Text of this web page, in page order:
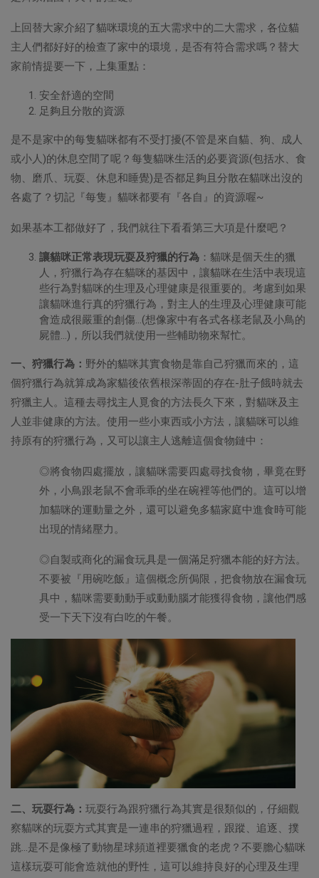
上回替大家介紹了貓咪環境的五大需求中的二大需求，各位貓
主人們都好好的檢查了家中的環境，是否有符合需求嗎？替大
家前情提要一下，上集重點：
安全舒適的空間
足夠且分散的資源
是不是家中的每隻貓咪都有不受打擾(不管是來自貓、狗、成人
或小人)的休息空間了呢？每隻貓咪生活的必要資源(包括水、食
物、磨爪、玩耍、休息和睡覺)是否都足夠且分散在貓咪出沒的
各處了？切記『每隻』貓咪都要有『各自』的資源喔~
如果基本工都做好了，我們就往下看看第三大項是什麼吧？
讓貓咪正常表現玩耍及狩獵的行為 ：貓咪是個天生的獵
人，狩獵行為存在貓咪的基因中，讓貓咪在生活中表現這
些行為對貓咪的生理及心理健康是很重要的。考慮到如果
讓貓咪進行真的狩獵行為，對主人的生理及心理健康可能
會造成很嚴重的創傷…(想像家中有各式各樣老鼠及小鳥的
屍體…)，所以我們就使用一些輔助物來幫忙。
一、狩獵行為： 野外的貓咪其實食物是靠自己狩獵而來的，這
個狩獵行為就算成為家貓後依舊根深蒂固的存在-肚子餓時就去
狩獵主人。這種去尋找主人覓食的方法長久下來，對貓咪及主
人並非健康的方法。使用一些小東西或小方法，讓貓咪可以維
持原有的狩獵行為，又可以讓主人逃離這個食物鏈中：
◎將食物四處擺放，讓貓咪需要四處尋找食物，畢竟在野
外，小鳥跟老鼠不會乖乖的坐在碗裡等他們的。這可以增
加貓咪的運動量之外，還可以避免多貓家庭中進食時可能
出現的情緒壓力。
◎自製或商化的漏食玩具是一個滿足狩獵本能的好方法。
不要被『用碗吃飯』這個概念所侷限，把食物放在漏食玩
具中，貓咪需要動動手或動動腦才能獲得食物，讓他們感
受一下天下沒有白吃的午餐。
二、玩耍行為： 玩耍行為跟狩獵行為其實是很類似的，仔細觀
察貓咪的玩耍方式其實是一連串的狩獵過程，跟蹤、追逐、撲
跳…是不是像極了動物星球頻道裡要獵食的老虎？不要膽心貓咪
這樣玩耍可能會造就他的野性，這可以維持良好的心理及生理